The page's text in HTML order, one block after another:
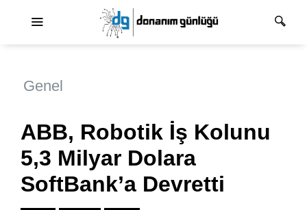
Genel
ABB, Robotik İş Kolunu
5,3 Milyar Dolara
SoftBank’a Devretti